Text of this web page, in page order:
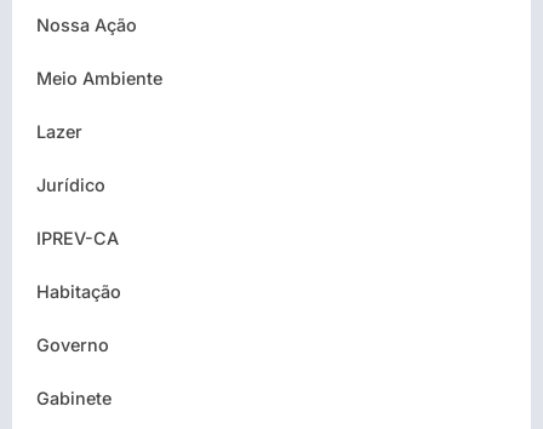
Nossa Ação
Meio Ambiente
Lazer
Jurídico
IPREV-CA
Habitação
Governo
Gabinete